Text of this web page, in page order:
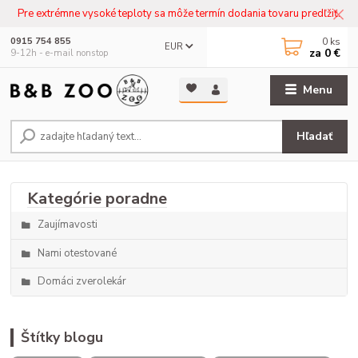
Pre extrémne vysoké teploty sa môže termín dodania tovaru predľžiť.
Menu
EUR
Hľadať
0915 754 855
9-12h - e-mail nonstop
0 ks
za 0 €
Zaujímavosti
Nami otestované
Domáci zverolekár
Štítky blogu